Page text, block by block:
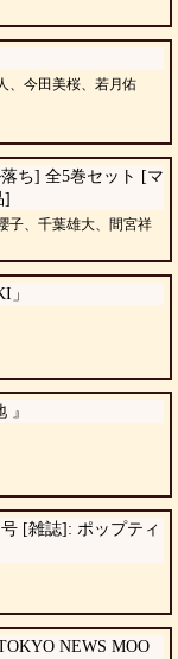
、今田美桜、若月佑
ち] 全5巻セット [マ
]
子、千葉雄大、間宮祥
」
』
[雑誌]: ポップティ
NEWS MOO